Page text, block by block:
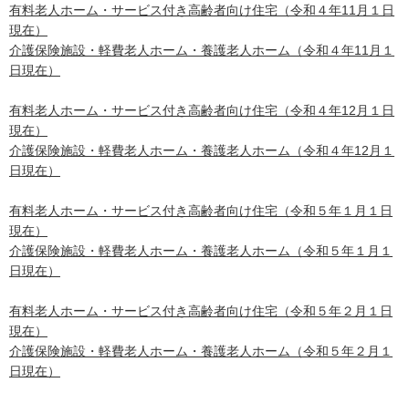
有料老人ホーム・サービス付き高齢者向け住宅（令和４年11月１日
現在）
介護保険施設・軽費老人ホーム・養護老人ホーム（令和４年11月１
日現在）
有料老人ホーム・サービス付き高齢者向け住宅（令和４年12月１日
現在）
介護保険施設・軽費老人ホーム・養護老人ホーム（令和４年12月１
日現在）
有料老人ホーム・サービス付き高齢者向け住宅（令和５年１月１日
現在）
介護保険施設・軽費老人ホーム・養護老人ホーム（令和５年１月１
日現在）
有料老人ホーム・サービス付き高齢者向け住宅（令和５年２月１日
現在）
介護保険施設・軽費老人ホーム・養護老人ホーム（令和５年２月１
日現在）